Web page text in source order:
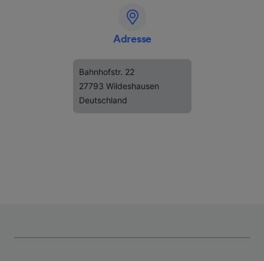
Adresse
Bahnhofstr. 22
27793 Wildeshausen
Deutschland